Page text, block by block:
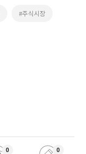
#주식시장
0 0